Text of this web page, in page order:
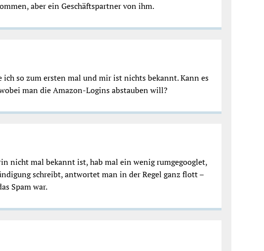
aber ein Geschäftspartner von ihm.
so zum ersten mal und mir ist nichts bekannt. Kann es
man die Amazon-Logins abstauben will?
nicht mal bekannt ist, hab mal ein wenig rumgegooglet,
schreibt, antwortet man in der Regel ganz flott –
Spam war.